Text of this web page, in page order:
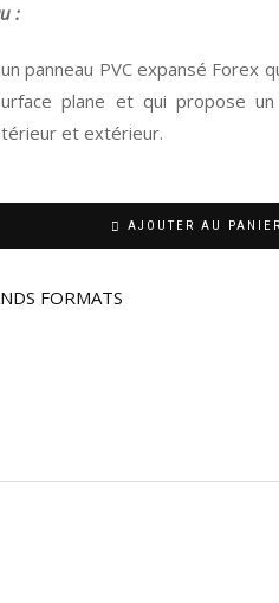
:
panneau PVC expansé Forex
plane et qui propose
et extérieur.
AJOUTER AU PANIER
FORMATS